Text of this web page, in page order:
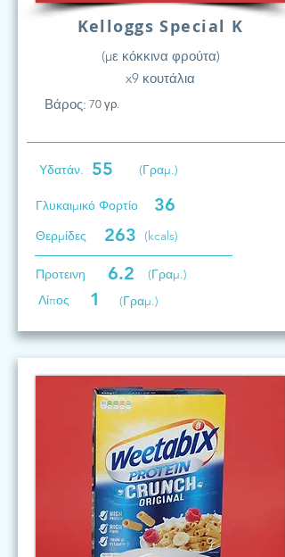
Kelloggs Special K
(με κόκκινα φρούτα)
x9 κουτάλια
Βάρος: 70 γρ.
Υδατάν. 55 (Γραμ.)
Γλυκαιμικό Φορτίο 36
Θερμίδες 263 (kcals)
Προτεινη 6.2
(Γραμ.)
Λίπος
1 (Γραμ.)